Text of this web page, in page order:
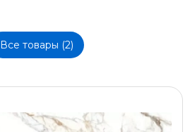
Все товары (2)